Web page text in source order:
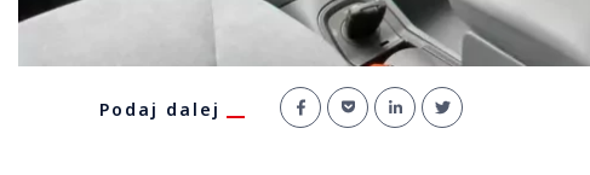
Podaj dalej